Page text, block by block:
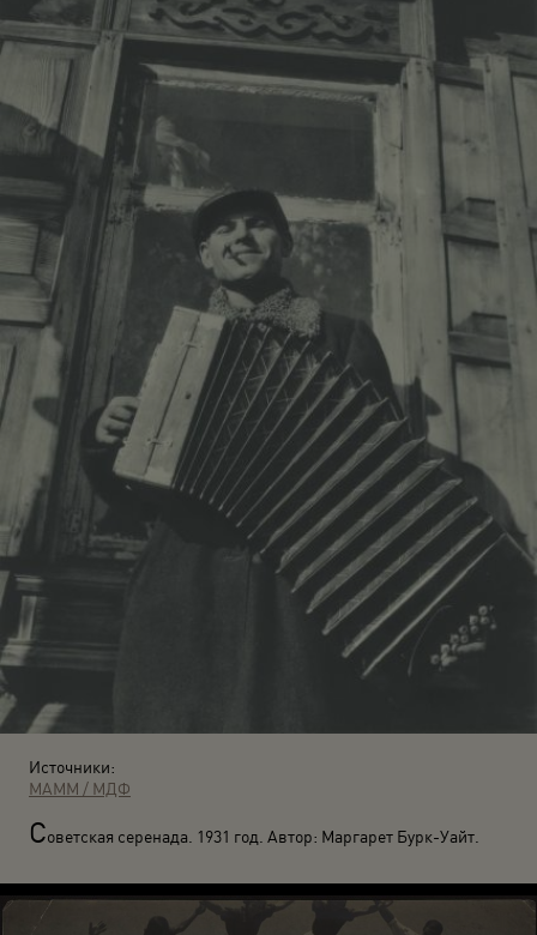
Источники:
МАММ / МДФ
Советская серенада. 1931 год. Автор: Маргарет Бурк-Уайт.